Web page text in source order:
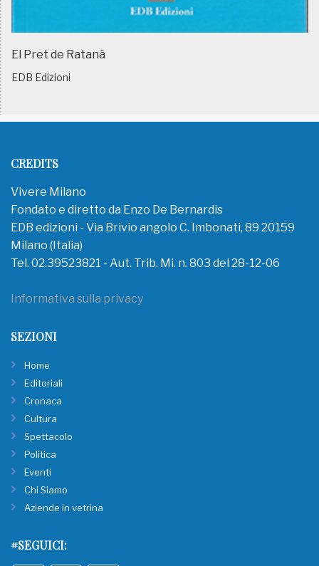
El Pret de Ratanà
EDB Edizioni
CREDITS
Vivere Milano
Fondato e diretto da Enzo De Bernardis
EDB edizioni - Via Brivio angolo C. Imbonati, 89 20159
Milano (Italia)
Tel. 02.39523821 - Aut. Trib. Mi. n. 803 del 28-12-06
Informativa sulla privacy
SEZIONI
Home
Editoriali
Cronaca
Cultura
Spettacolo
Politica
Eventi
Chi Siamo
Aziende in vetrina
#SEGUICI: